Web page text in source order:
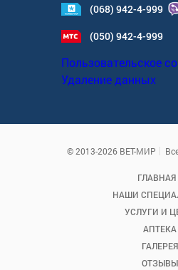
(068) 942-4-999
(050) 942-4-999
Пользовательское
Удаление данных
© 2013-2026 ВЕТ-МИР
ГЛАВНАЯ
НАШИ
УСЛУГИ И
АПТЕКА
ГАЛЕРЕЯ
ОТЗЫВЫ